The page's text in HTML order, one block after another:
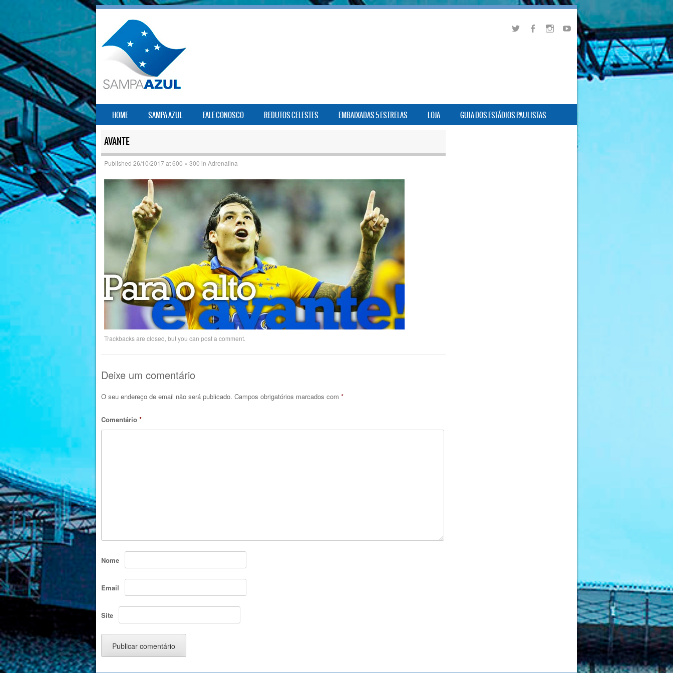
MENU
SKIP TO CONTENT
HOME SAMPA AZUL FALE CONOSCO REDUTOS CELESTES EMBAIXADAS 5 ESTRELAS LOJA GUIA DOS ESTÁDIOS PAULISTAS
AVANTE
Published 26/10/2017at600 × 300 in Adrenalina
Trackbacks are closed, but you can post a comment.
Deixe um comentário
O seu endereço de email não será publicado. Campos obrigatórios marcados com *
Comentário *
Nome
Email
Site